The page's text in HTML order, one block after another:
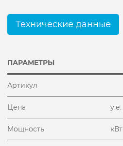
Технические данные
ПАРАМЕТРЫ
Артикул
Цена у.е.
Мощность кВт